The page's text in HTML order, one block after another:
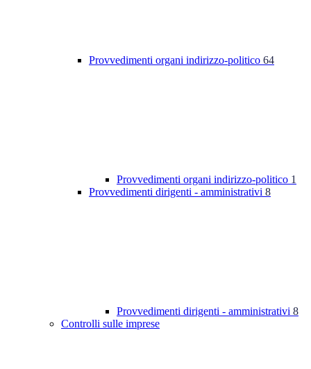
Provvedimenti organi indirizzo-politico 64
Provvedimenti organi indirizzo-politico 1
Provvedimenti dirigenti - amministrativi 8
Provvedimenti dirigenti - amministrativi 8
Controlli sulle imprese